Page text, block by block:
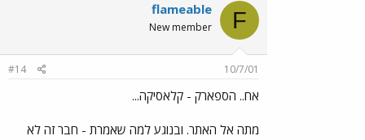
F
flameable
New member
10/7/01
#14
אח.. הספארק - קלאסיקה...
מתה אל האתר. ובנוגע למה שאמרת - חבר זה לא